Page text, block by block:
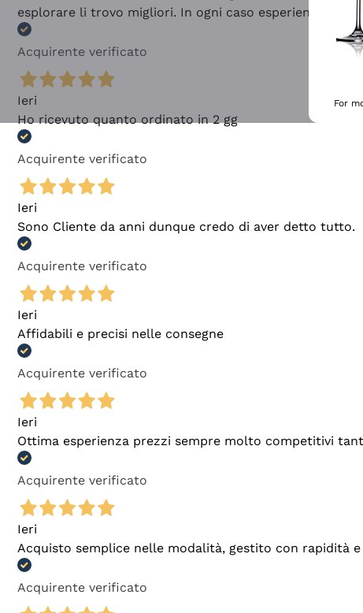
esplorare li trovo migliori. In ogni caso esperienza
Acquirente verificato
Ieri
Ho ricevuto quanto ordinato in 2 gg
Acquirente verificato
Ieri
Sono Cliente da anni dunque credo di aver detto tutto.
Acquirente verificato
Ieri
Affidabili e precisi nelle consegne
Acquirente verificato
Ieri
Ottima esperienza prezzi sempre molto competitivi
Acquirente verificato
Ieri
Acquisto semplice nelle modalità, gestito con rapidità
Acquirente verificato
For